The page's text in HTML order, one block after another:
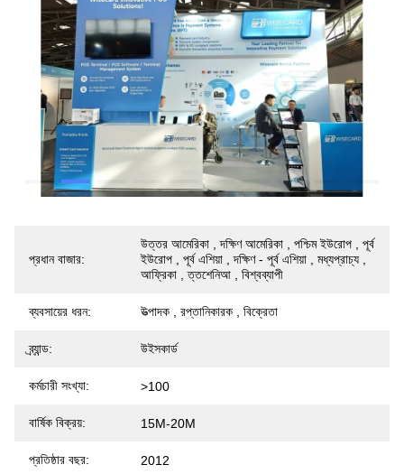
প্রধান বাজার:
উত্তর আমেরিকা , দক্ষিণ আমেরিকা , পশ্চিম ইউরোপ , পূর্ব
ইউরোপ , পূর্ব এশিয়া , দক্ষিণ - পূর্ব এশিয়া , মধ্যপ্রাচ্য ,
আফ্রিকা , ত্তশেনিআ , বিশ্বব্যাপী
ব্যবসায়ের ধরন: উত্পাদক , রপ্তানিকারক , বিক্রেতা
ব্র্যান্ড: উইসকার্ড
কর্মচারী সংখ্যা: >100
বার্ষিক বিক্রয়: 15M-20M
প্রতিষ্ঠার বছর: 2012